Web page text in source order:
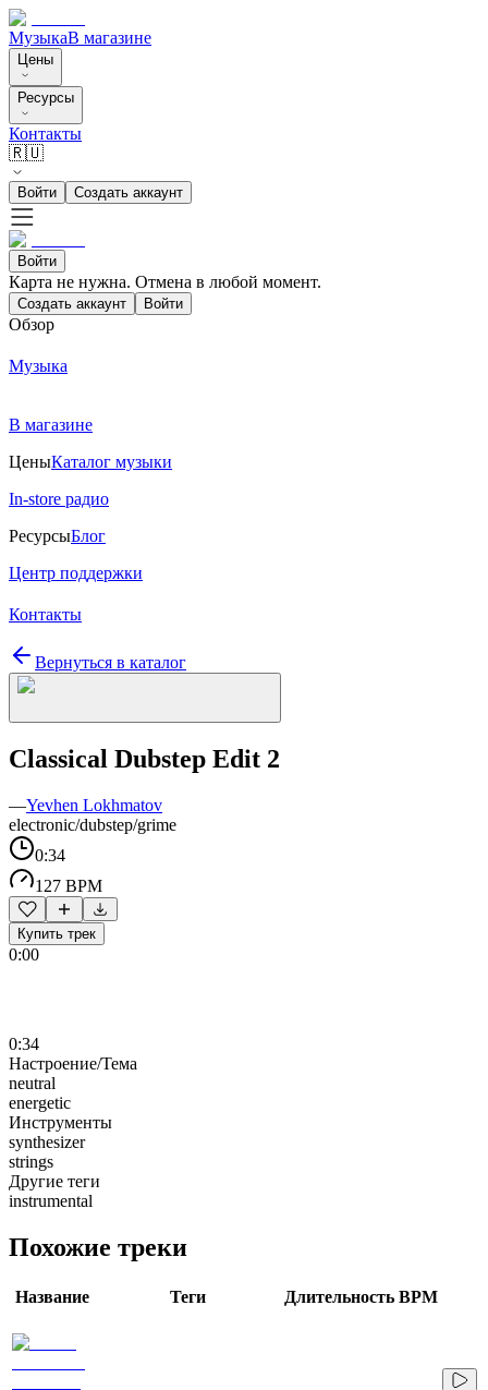
МузыкаВ магазине
Цены
Ресурсы
Контакты
🇷🇺
Войти Создать аккаунт
Войти
Карта не нужна. Отмена в любой момент.
Создать аккаунт Войти
Обзор
Музыка
В магазине
ЦеныКаталог музыки
In-store радио
РесурсыБлог
Центр поддержки
Контакты
Вернуться в каталог
Classical Dubstep Edit 2
—Yevhen Lokhmatov
electronic/dubstep/grime
0:34
127 BPM
Купить трек
0:00
0:34
Настроение/Тема
neutral
energetic
Инструменты
synthesizer
strings
Другие теги
instrumental
Похожие треки
Название Теги Длительность BPM